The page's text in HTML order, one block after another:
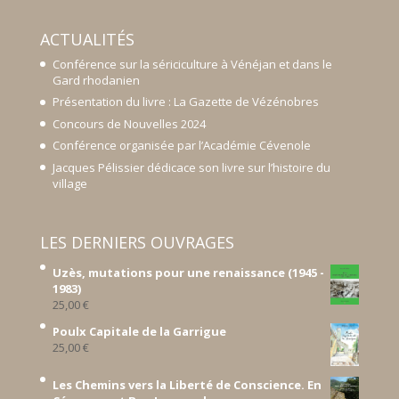
ACTUALITÉS
Conférence sur la sériciculture à Vénéjan et dans le
Gard rhodanien
Présentation du livre : La Gazette de Vézénobres
Concours de Nouvelles 2024
Conférence organisée par l’Académie Cévenole
Jacques Pélissier dédicace son livre sur l’histoire du
village
LES DERNIERS OUVRAGES
Uzès, mutations pour une renaissance (1945 -
1983)
25,00€
Poulx Capitale de la Garrigue
25,00€
Les Chemins vers la Liberté de Conscience. En